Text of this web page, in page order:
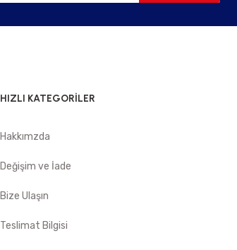
HIZLI KATEGORİLER
Hakkımzda
Değişim ve İade
Bize Ulaşın
Teslimat Bilgisi